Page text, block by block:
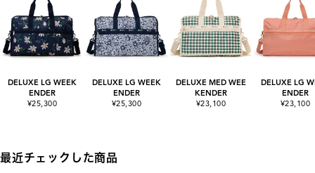
DELUXE LG WEEK
ENDER
¥25,300
DELUXE LG WEEK
ENDER
¥25,300
DELUXE MED WEE
KENDER
¥23,100
DELUXE LG
ENDER
¥23,100
最近チェックした商品